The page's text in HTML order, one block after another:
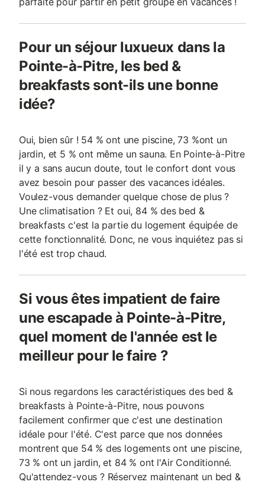
Pour un séjour luxueux dans la
Pointe-à-Pitre, les bed &
breakfasts sont-ils une bonne
idée?
Oui, bien sûr ! 54 % ont une piscine, 73 %ont un
jardin, et 5 % ont même un sauna. En Pointe-à-Pitre
il y a sans aucun doute, tout le confort dont vous
avez besoin pour passer des vacances idéales.
Voulez-vous demander quelque chose de plus ?
Une climatisation ? Et oui, 84 % des bed &
breakfasts c'est la partie du logement équipée de
cette fonctionnalité. Donc, ne vous inquiétez pas si
l'été est trop chaud.
Si vous êtes impatient de faire
une escapade à Pointe-à-Pitre,
quel moment de l'année est le
meilleur pour le faire ?
Si nous regardons les caractéristiques des bed &
breakfasts à Pointe-à-Pitre, nous pouvons
facilement confirmer que c'est une destination
idéale pour l'été. C'est parce que nos données
montrent que 54 % des logements ont une piscine,
73 % ont un jardin, et 84 % ont l'Air Conditionné.
Qu'attendez-vous ? Réservez maintenant un bed &